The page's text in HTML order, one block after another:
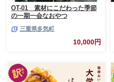
OT-01 素材にこだわった季節
の一期一会なおやつ
三重県多気町
10,000円